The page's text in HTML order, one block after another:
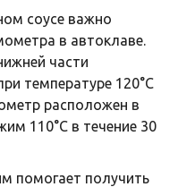
соусе важно
в автоклаве.
части
температуре 120°C
расположен в
110°C в течение 30
помогает получить